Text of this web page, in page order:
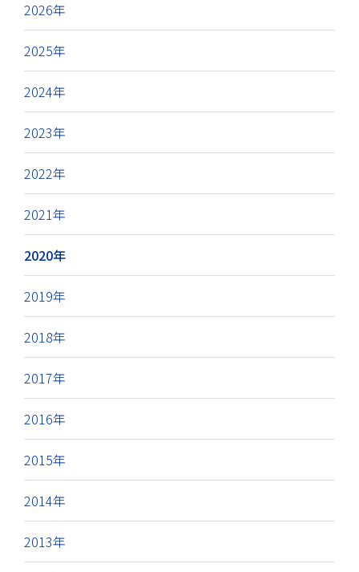
2026年
2025年
2024年
2023年
2022年
2021年
2020年
2019年
2018年
2017年
2016年
2015年
2014年
2013年